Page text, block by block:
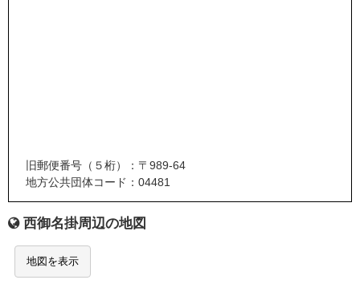
旧郵便番号（５桁）：〒989-64
地方公共団体コード：04481
西御名掛周辺の地図
地図を表示